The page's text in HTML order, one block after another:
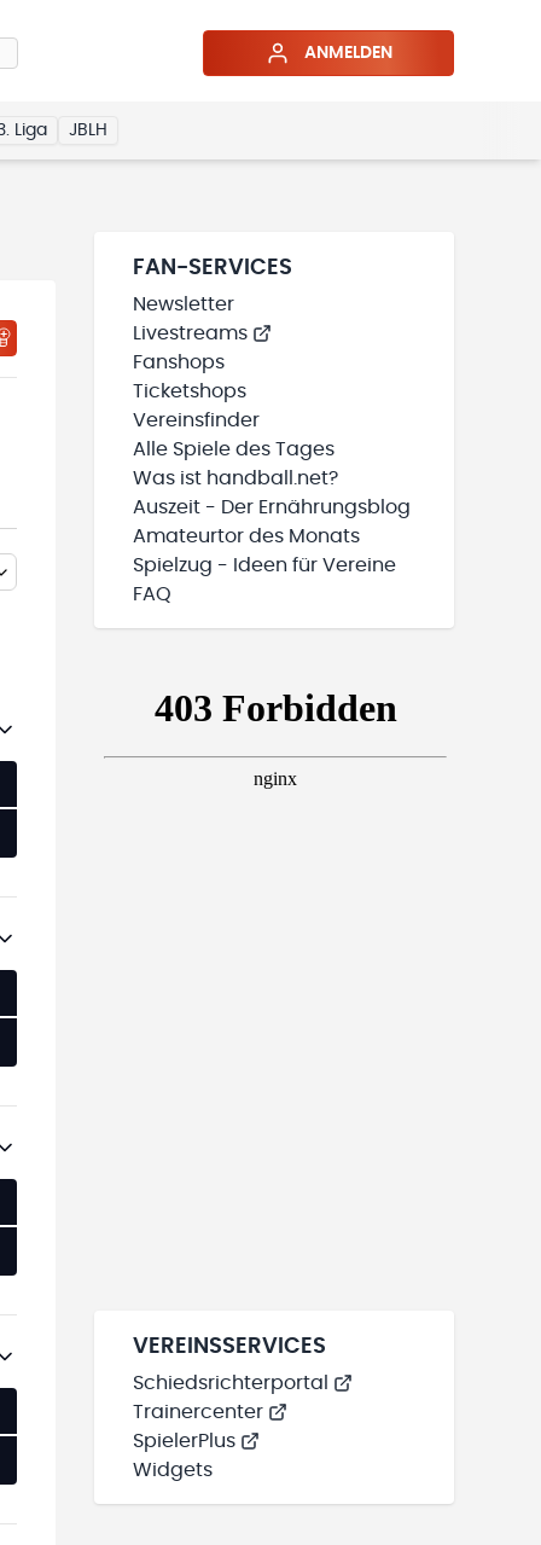
ANMELDEN
Liga JBLH
WIRD GELADEN
TEAMS“ HINZUFÜGEN
FAN-SERVICES
Newsletter
Livestreams
Fanshops
Ticketshops
Vereinsfinder
Alle Spiele des Tages
Was ist handball.net?
Auszeit - Der Ernährungsblog
Amateurtor des Monats
Spielzug - Ideen für Vereine
FAQ
VEREINSSERVICES
Schiedsrichterportal
Trainercenter
SpielerPlus
Widgets